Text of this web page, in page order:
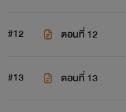
#12 ตอนที่ 12
#13 ตอนที่ 13